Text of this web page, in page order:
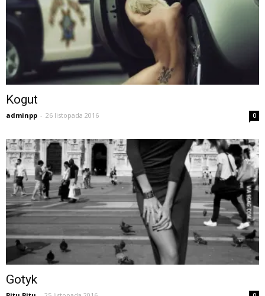
Kogut
adminpp - 26 listopada 2016 0
Gotyk